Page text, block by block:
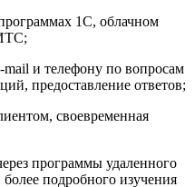
1С, облачном
и телефону по вопросам
предоставление ответов;
своевременная
программы удаленного
подробного изучения